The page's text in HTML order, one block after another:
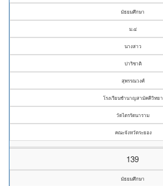
มัธยมศึกษา
ม.๔
นางสาว
ปาริชาติ
สุพรรณวงศ์
โรงเรียนชำนาญสามัคคีวิทยา
วัดไตรรัตนาราม
คณะจังหวัดระยอง
139
มัธยมศึกษา